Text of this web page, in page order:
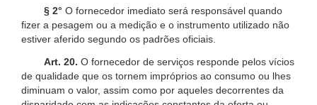
§ 2° O fornecedor imediato será responsável quando
fizer a pesagem ou a medição e o instrumento utilizado não
estiver aferido segundo os padrões oficiais.
Art. 20. O fornecedor de serviços responde pelos vícios
de qualidade que os tornem impróprios ao consumo ou lhes
diminuam o valor, assim como por aqueles decorrentes da